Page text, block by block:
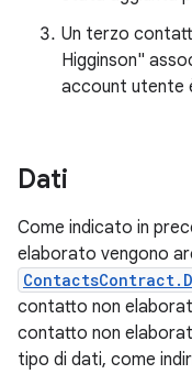
Un terzo
Higginson"
account utente
Dati
Come indicato in
elaborato vengono
contatto non
contatto non
tipo di dati, come